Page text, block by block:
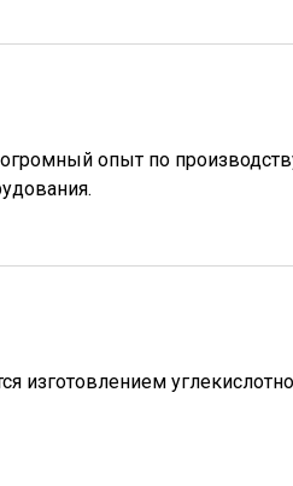
опыт по
изготовлением